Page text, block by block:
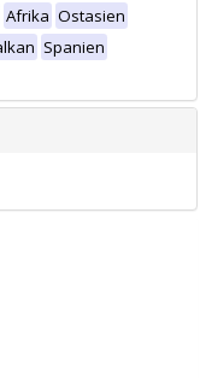
Afrika Ostasien
Spanien